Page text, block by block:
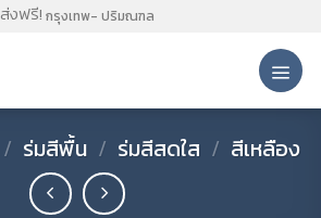
ส่งฟรี! กรุงเทพ- ปริมณฑล
/ ร่มสีพื้น / ร่มสีสดใส / สีเหลือง